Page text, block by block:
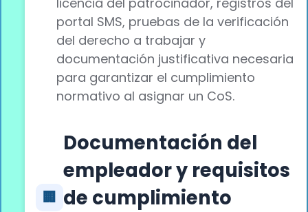
portal SMS, pruebas de la verificación
del derecho a trabajar y
documentación justificativa necesaria
para garantizar el cumplimiento
normativo al asignar un CoS.
🏢
Documentación del
empleador y requisitos
de cumplimiento